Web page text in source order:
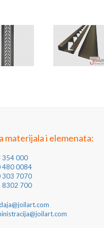
materijala i elemenata:
354 000
480 0084
303 7070
8302 700